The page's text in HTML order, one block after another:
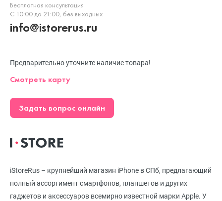
iStoreRus – крупнейший магазин iPhone в СПб, предлагающий
полный ассортимент смартфонов, планшетов и других
гаджетов и аксессуаров всемирно известной марки Apple. У
Бесплатная консультация
С 10:00 до 21:00, без выходных
info@istorerus.ru
Предварительно уточните наличие товара!
Смотреть карту
Задать вопрос онлайн